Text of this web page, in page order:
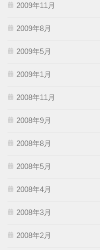
2009年11月
2009年8月
2009年5月
2009年1月
2008年11月
2008年9月
2008年8月
2008年5月
2008年4月
2008年3月
2008年2月